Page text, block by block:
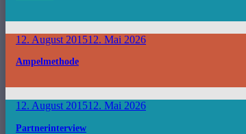
12. August 201512. Mai 2026
Ampelmethode
12. August 201512. Mai 2026
Partnerinterview